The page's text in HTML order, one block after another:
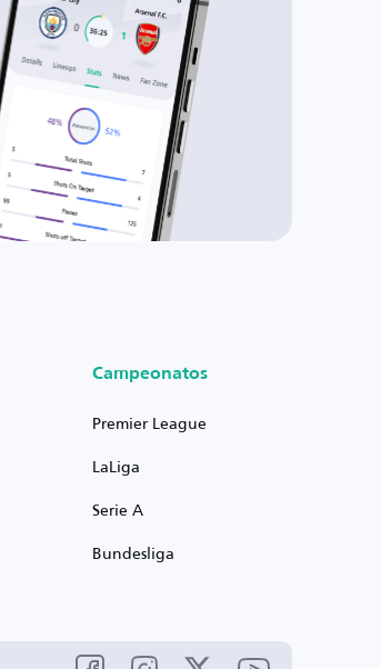
Campeonatos
Premier League
LaLiga
Serie A
Bundesliga